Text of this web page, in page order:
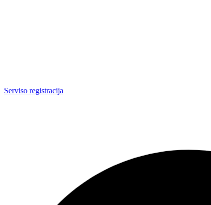
Serviso registracija